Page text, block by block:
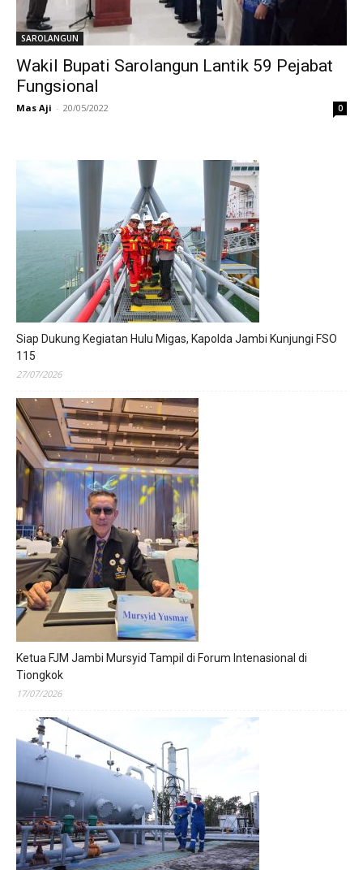
SAROLANGUN
Wakil Bupati Sarolangun Lantik 59 Pejabat
Fungsional
Mas Aji - 20/05/2022 0
Siap Dukung Kegiatan Hulu Migas, Kapolda Jambi Kunjungi FSO
115
27/07/2026
Ketua FJM Jambi Mursyid Tampil di Forum Intenasional di
Tiongkok
17/07/2026